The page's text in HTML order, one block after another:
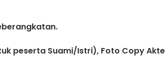
peserta Suami/Istri), Foto Copy Akte